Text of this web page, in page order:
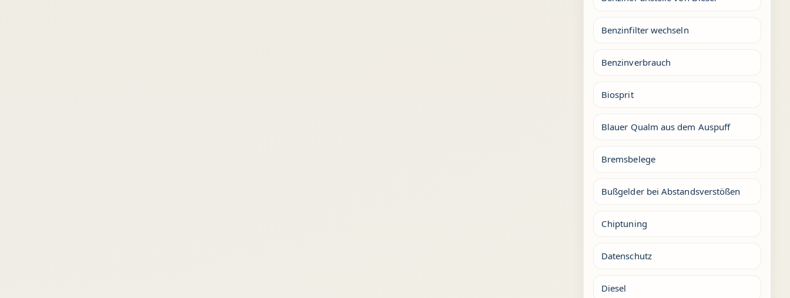
Benzinfilter wechseln
Benzinverbrauch
Biosprit
Blauer Qualm aus dem Auspuff
Bremsbelege
Bußgelder bei Abstandsverstößen
Chiptuning
Datenschutz
Diesel